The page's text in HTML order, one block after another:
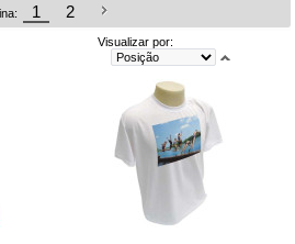
1 2
Visualizar por: